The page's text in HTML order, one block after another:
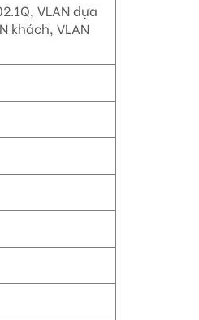
VLAN dựa
khách, VLAN